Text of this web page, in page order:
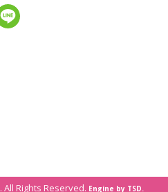
. All Rights Reserved. Engine by TSD.